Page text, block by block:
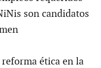
son candidatos
ética en la